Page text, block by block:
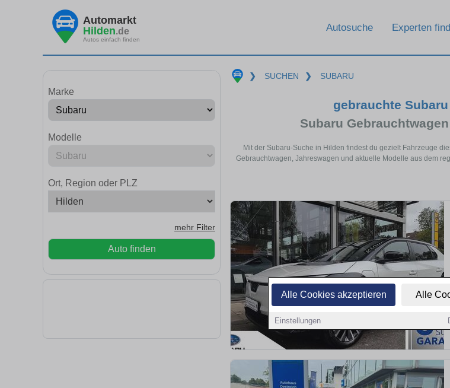
Alle Cookies akzeptieren Alle
Einstellungen
Automarkt
Hilden.de
Autos einfach finden
Autosuche Experten
Marke
Modelle
Ort, Region oder PLZ
mehr Filter
Auto finden
❯ SUCHEN ❯ SUBARU
gebrauchte
Subaru
Mit der Subaru-Suche in Hilden findest du gezielt Fahrzeuge
Gebrauchtwagen, Jahreswagen und aktuelle Modelle aus dem